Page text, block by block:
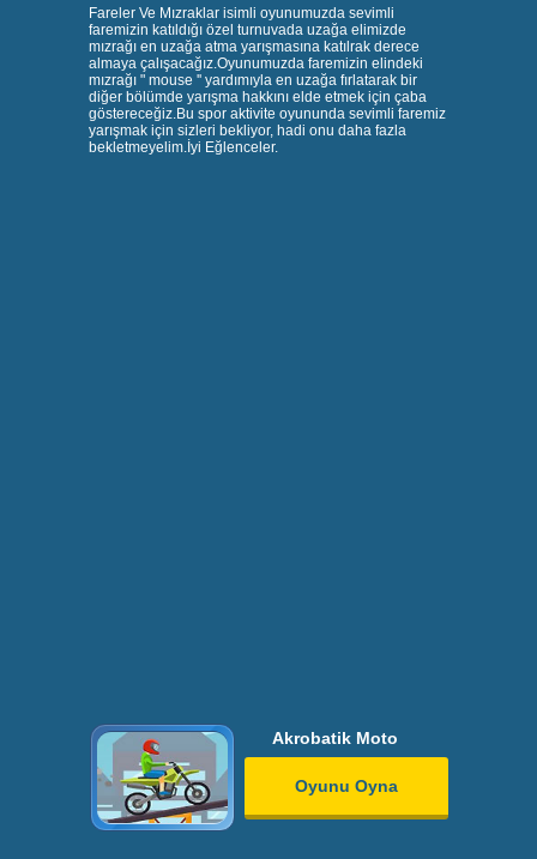
Fareler Ve Mızraklar isimli oyunumuzda sevimli
faremizin katıldığı özel turnuvada uzağa elimizde
mızrağı en uzağa atma yarışmasına katılrak derece
almaya çalışacağız.Oyunumuzda faremizin elindeki
mızrağı " mouse '' yardımıyla en uzağa fırlatarak bir
diğer bölümde yarışma hakkını elde etmek için çaba
göstereceğiz.Bu spor aktivite oyununda sevimli faremiz
yarışmak için sizleri bekliyor, hadi onu daha fazla
bekletmeyelim.İyi Eğlenceler.
Akrobatik Moto
Oyunu Oyna